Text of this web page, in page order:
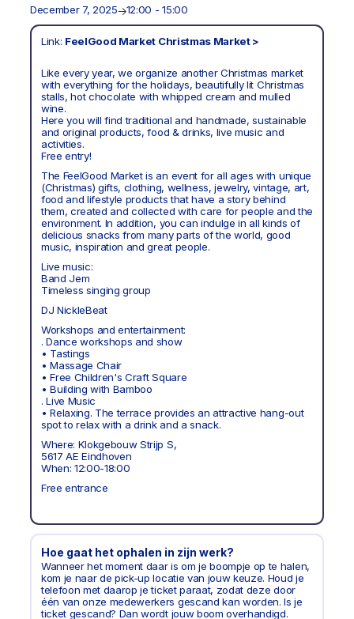
December 7, 2025 12:00 - 15:00
Link: FeelGood Market Christmas Market >
Like every year, we organize another Christmas market
with everything for the holidays, beautifully lit Christmas
stalls, hot chocolate with whipped cream and mulled
wine.
Here you will find traditional and handmade, sustainable
and original products, food & drinks, live music and
activities.
Free entry!
The FeelGood Market is an event for all ages with unique
(Christmas) gifts, clothing, wellness, jewelry, vintage, art,
food and lifestyle products that have a story behind
them, created and collected with care for people and the
environment. In addition, you can indulge in all kinds of
delicious snacks from many parts of the world, good
music, inspiration and great people.
Live music:
Band Jem
Timeless singing group
DJ NickleBeat
Workshops and entertainment:
. Dance workshops and show
• Tastings
• Massage Chair
• Free Children's Craft Square
• Building with Bamboo
. Live Music
• Relaxing. The terrace provides an attractive hang-out
spot to relax with a drink and a snack.
Where: Klokgebouw Strijp S,
5617 AE Eindhoven
When: 12:00-18:00
Free entrance
Hoe gaat het ophalen in zijn werk?
Wanneer het moment daar is om je boompje op te halen,
kom je naar de pick-up locatie van jouw keuze. Houd je
telefoon met daarop je ticket paraat, zodat deze door
één van onze medewerkers gescand kan worden. Is je
ticket gescand? Dan wordt jouw boom overhandigd.